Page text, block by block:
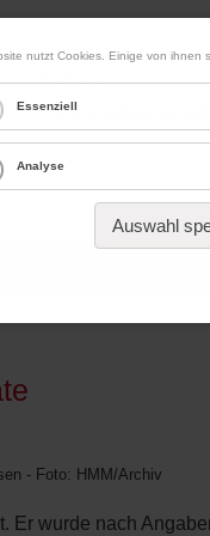
Werbung
- Foto: HMM/Archiv
Er wurde nach
nutzt Cookies. Einige von ihnen
Essenziell
Analyse
Auswahl